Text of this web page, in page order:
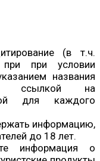
(в т.ч.
при условии
названия
ссылкой на
для каждого
информацию,
до 18 лет.
информация о